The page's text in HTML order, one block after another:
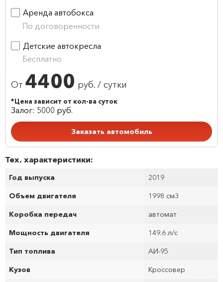
Аренда автобокса
По договоренности
Детские автокресла
Бесплатно
От 4400 руб. / сутки
*Цена зависит от кол-ва суток
Залог: 5000 руб.
Заказать автомобиль
Тех. характеристики:
Год выпуска 2019
Объем двигателя 1998 см3
Коробка передач автомат
Мощность двигателя 149.6 л/с
Тип топлива АИ-95
Кузов Кроссовер